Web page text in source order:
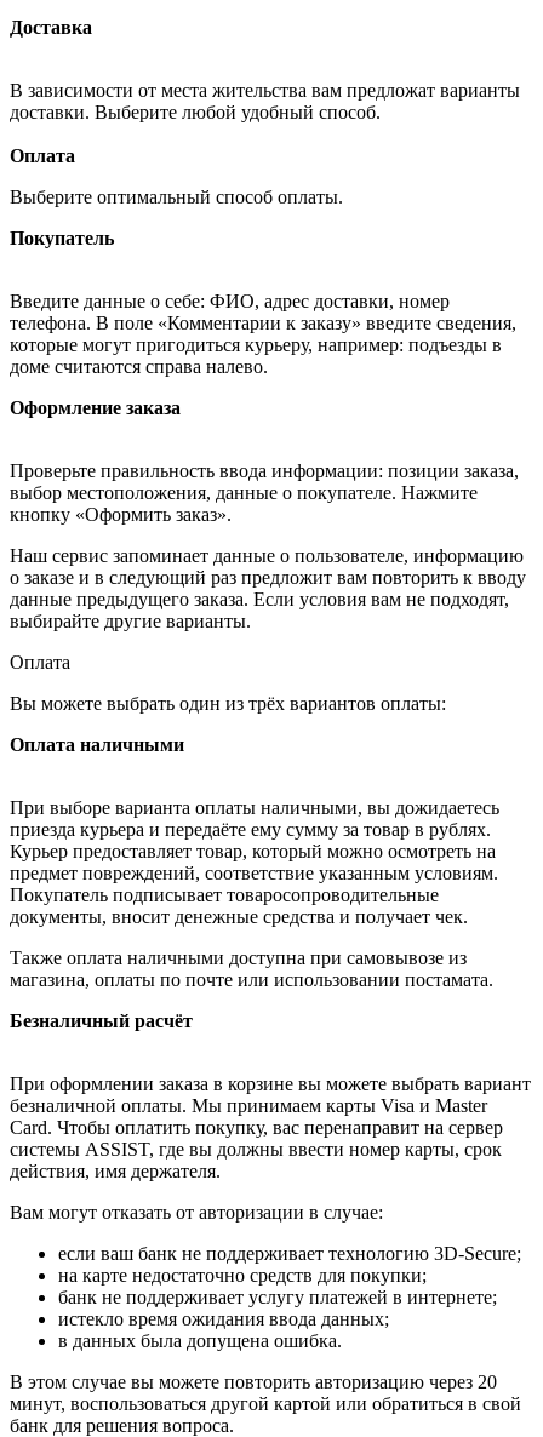
Доставка
В зависимости от места жительства вам предложат варианты
доставки. Выберите любой удобный способ.
Оплата
Выберите оптимальный способ оплаты.
Покупатель
Введите данные о себе: ФИО, адрес доставки, номер
телефона. В поле «Комментарии к заказу» введите сведения,
которые могут пригодиться курьеру, например: подъезды в
доме считаются справа налево.
Оформление заказа
Проверьте правильность ввода информации: позиции заказа,
выбор местоположения, данные о покупателе. Нажмите
кнопку «Оформить заказ».
Наш сервис запоминает данные о пользователе, информацию
о заказе и в следующий раз предложит вам повторить к вводу
данные предыдущего заказа. Если условия вам не подходят,
выбирайте другие варианты.
Оплата
Вы можете выбрать один из трёх вариантов оплаты:
Оплата наличными
При выборе варианта оплаты наличными, вы дожидаетесь
приезда курьера и передаёте ему сумму за товар в рублях.
Курьер предоставляет товар, который можно осмотреть на
предмет повреждений, соответствие указанным условиям.
Покупатель подписывает товаросопроводительные
документы, вносит денежные средства и получает чек.
Также оплата наличными доступна при самовывозе из
магазина, оплаты по почте или использовании постамата.
Безналичный расчёт
При оформлении заказа в корзине вы можете выбрать вариант
безналичной оплаты. Мы принимаем карты Visa и Master
Card. Чтобы оплатить покупку, вас перенаправит на сервер
системы ASSIST, где вы должны ввести номер карты, срок
действия, имя держателя.
Вам могут отказать от авторизации в случае:
если ваш банк не поддерживает технологию 3D-Secure;
на карте недостаточно средств для покупки;
банк не поддерживает услугу платежей в интернете;
истекло время ожидания ввода данных;
в данных была допущена ошибка.
В этом случае вы можете повторить авторизацию через 20
минут, воспользоваться другой картой или обратиться в свой
банк для решения вопроса.